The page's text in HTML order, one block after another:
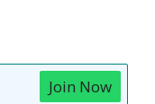
Join Now